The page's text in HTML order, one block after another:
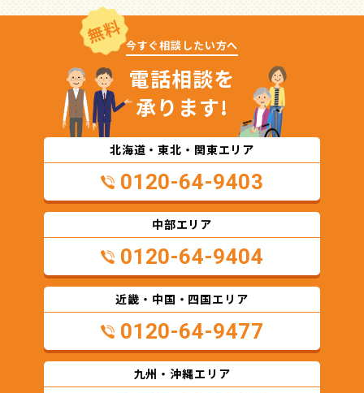
無料 今すぐ相談したい方へ
電話相談を
承ります!
北海道・東北・関東エリア
0120-64-9403
中部エリア
0120-64-9404
近畿・中国・四国エリア
0120-64-9477
九州・沖縄エリア